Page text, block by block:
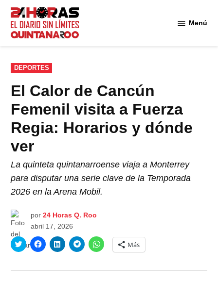
Saltar
contenido
Menú
PUBLICADO
EN
DEPORTES
El Calor de Cancún
Femenil visita a Fuerza
Regia: Horarios y dónde
ver
La quinteta quintanarroense viaja a Monterrey
para disputar una serie clave de la Temporada
2026 en la Arena Mobil.
por 24 Horas Q. Roo
abril 17, 2026
Haz
clic
Haz
clic
Haz
clic
Haz
clic
Haz
clic Más